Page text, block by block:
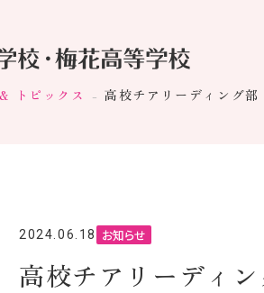
トピックス 高校チアリーディング
2024.06.18 お知らせ
高校チアリーディ